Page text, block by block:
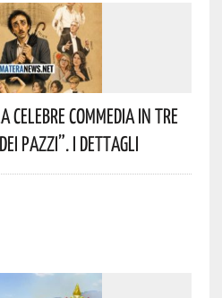
Celebre Commedia In Tre
Pazzi”. I Dettagli